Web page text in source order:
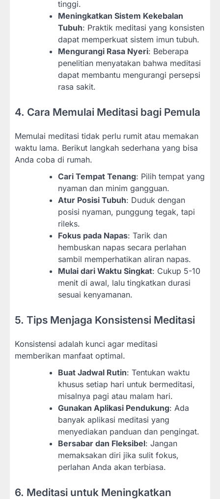
tinggi.
Meningkatkan Sistem Kekebalan
Tubuh: Praktik meditasi yang konsisten
dapat memperkuat sistem imun tubuh.
Mengurangi Rasa Nyeri: Beberapa
penelitian menyatakan bahwa meditasi
dapat membantu mengurangi persepsi
rasa sakit.
4. Cara Memulai Meditasi bagi Pemula
Memulai meditasi tidak perlu rumit atau memakan
waktu lama. Berikut langkah sederhana yang bisa
Anda coba di rumah.
Cari Tempat Tenang: Pilih tempat yang
nyaman dan minim gangguan.
Atur Posisi Tubuh: Duduk dengan
posisi nyaman, punggung tegak, tapi
rileks.
Fokus pada Napas: Tarik dan
hembuskan napas secara perlahan
sambil memperhatikan aliran napas.
Mulai dari Waktu Singkat: Cukup 5-10
menit di awal, lalu tingkatkan durasi
sesuai kenyamanan.
5. Tips Menjaga Konsistensi Meditasi
Konsistensi adalah kunci agar meditasi
memberikan manfaat optimal.
Buat Jadwal Rutin: Tentukan waktu
khusus setiap hari untuk bermeditasi,
misalnya pagi atau malam hari.
Gunakan Aplikasi Pendukung: Ada
banyak aplikasi meditasi yang
menyediakan panduan dan pengingat.
Bersabar dan Fleksibel: Jangan
memaksakan diri jika sulit fokus,
perlahan Anda akan terbiasa.
6. Meditasi untuk Meningkatkan